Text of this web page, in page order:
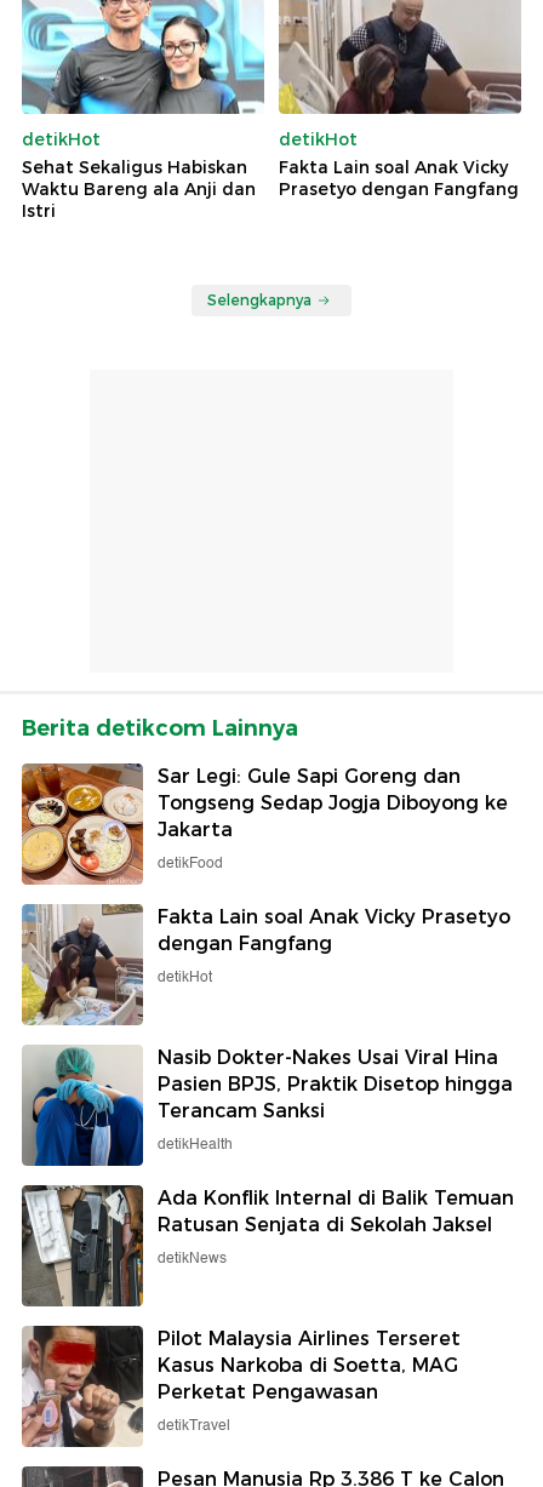
detikHot
Sehat Sekaligus Habiskan
Waktu Bareng ala Anji dan
Istri
detikHot
Fakta Lain soal Anak Vicky
Prasetyo dengan Fangfang
Selengkapnya
Berita detikcom Lainnya
Sar Legi: Gule Sapi Goreng dan
Tongseng Sedap Jogja Diboyong ke
Jakarta
detikFood
Fakta Lain soal Anak Vicky Prasetyo
dengan Fangfang
detikHot
Nasib Dokter-Nakes Usai Viral Hina
Pasien BPJS, Praktik Disetop hingga
Terancam Sanksi
detikHealth
Ada Konflik Internal di Balik Temuan
Ratusan Senjata di Sekolah Jaksel
detikNews
Pilot Malaysia Airlines Terseret
Kasus Narkoba di Soetta, MAG
Perketat Pengawasan
detikTravel
Pesan Manusia Rp 3.386 T ke Calon